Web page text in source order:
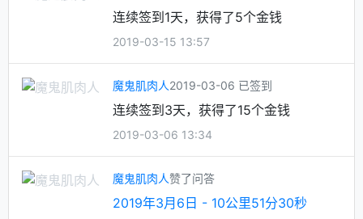
连续签到1天，获得了5个金钱
2019-03-15 13:57
魔鬼肌肉人2019-03-06 已签到
连续签到3天，获得了15个金钱
2019-03-06 13:34
魔鬼肌肉人赞了问答
2019年3月6日 - 10公里51分30秒